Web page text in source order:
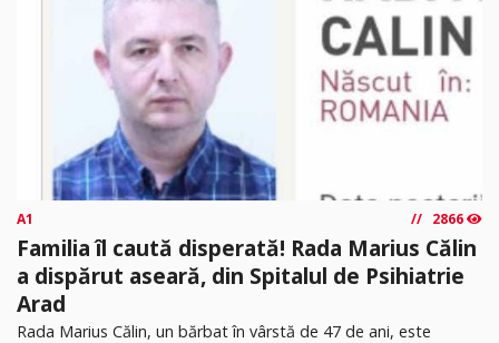
A1 2866
Familia îl caută disperată! Rada Marius Călin
a dispărut aseară, din Spitalul de Psihiatrie
Arad
Rada Marius Călin, un bărbat în vârstă de 47 de ani, este